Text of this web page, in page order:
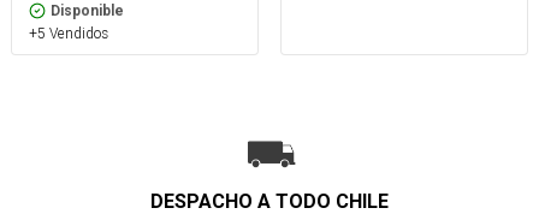
Disponible
+5 Vendidos
DESPACHO A TODO CHILE